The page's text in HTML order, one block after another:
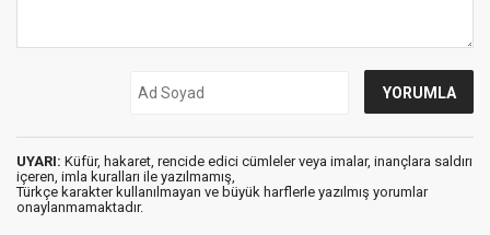
UYARI: Küfür, hakaret, rencide edici cümleler veya imalar, inançlara saldırı
içeren, imla kuralları ile yazılmamış,
Türkçe karakter kullanılmayan ve büyük harflerle yazılmış yorumlar
onaylanmamaktadır.